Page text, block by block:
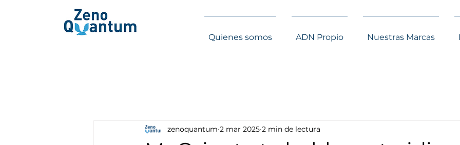
Quienes somos ADN Propio Nuestras Marcas
zenoquantum 2 mar 2025 2 min de lectura